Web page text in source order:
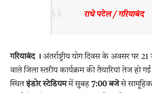
राधे पटेल / गरियाबंद
गरियाबंद । अंतर्राष्ट्रीय योग दिवस के अवसर पर
वाले जिला स्तरीय कार्यक्रम की तैयारियां तेज हो
स्थितइंडोर स्टेडियममें सुबह 7:00 बजेसे सामूहिक